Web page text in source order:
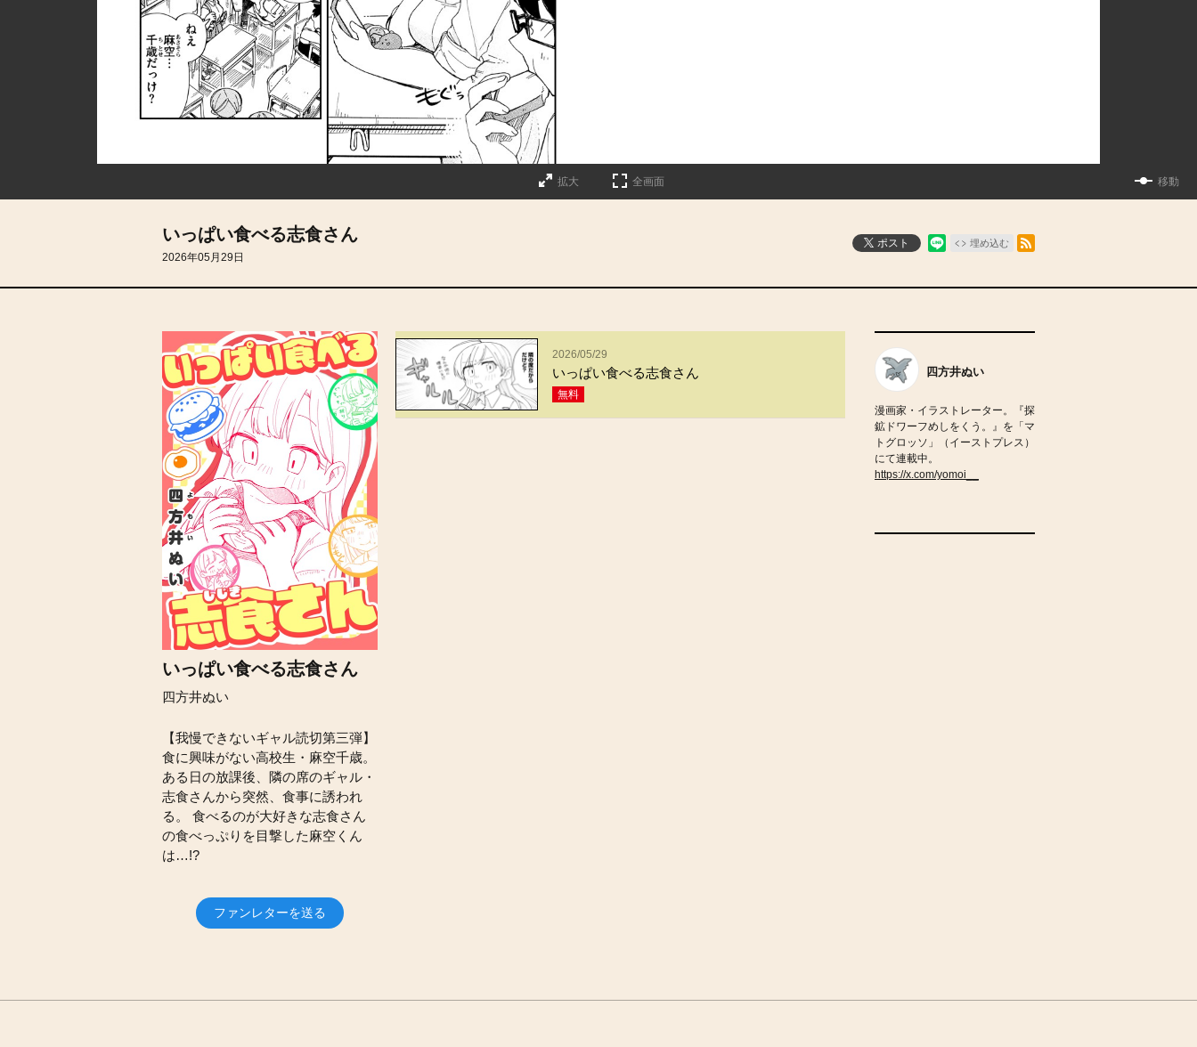
拡大 全画面 移動
いっぱい食べる志食さん
2026年05月29日
ポスト 埋め込む
いっぱい食べる志食さん
四方井ぬい
【我慢できないギャル読切第三弾】
食に興味がない高校生・麻空千歳。
ある日の放課後、隣の席のギャル・
志食さんから突然、食事に誘われ
る。 食べるのが大好きな志食さん
の食べっぷりを目撃した麻空くん
は…!?
ファンレターを送る
2026/05/29
いっぱい食べる志食さん
無料
四方井ぬい
漫画家・イラストレーター。『探
鉱ドワーフめしをくう。』を「マ
トグロッソ」（イーストプレス）
にて連載中。
https://x.com/yomoi__